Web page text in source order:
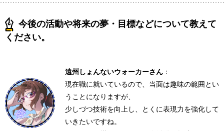
今後の活動や将来の夢・目標などについて教えて
ください。
遠州しょんないウォーカーさん ：
現在職に就いているので、当面は趣味の範囲とい
うことになりますが、
少しづつ技術を向上し、とくに表現力を強化して
いきたいですね。